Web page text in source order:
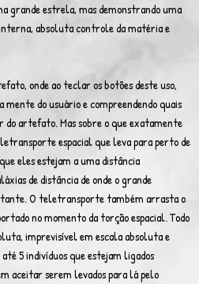
grande estrela, mas demonstrando uma
absoluta controle da matéria e
onde ao teclar os botões deste uso,
do usuário e compreendendo quais
do artefato. Mas sobre o que exatamente
espacial que leva para perto de
eles estejam a uma distância
de distância de onde o grande
O teletransporte também arrasta o
no momento da torção espacial. Todo
imprevisível em escala absoluta e
5 indivíduos que estejam ligados
aceitar serem levados para lá pelo